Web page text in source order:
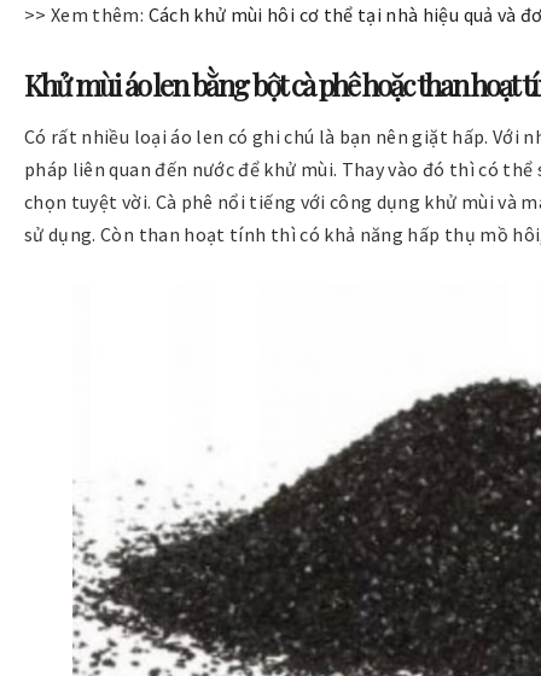
>> Xem thêm: Cách khử mùi hôi cơ thể tại nhà hiệu quả và
Khử mùi áo len bằng bột cà phê hoặc than hoạt
Có rất nhiều loại áo len có ghi chú là bạn nên giặt hấp. Với
pháp liên quan đến nước để khử mùi. Thay vào đó thì có
chọn tuyệt vời. Cà phê nổi tiếng với công dụng khử mùi và
sử dụng. Còn than hoạt tính thì có khả năng hấp thụ mồ